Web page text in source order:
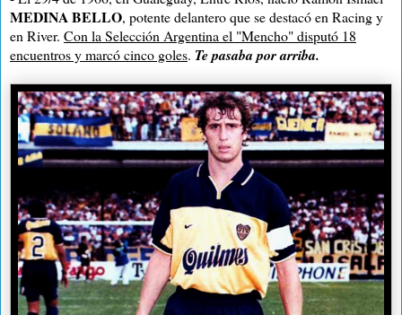
MEDINA BELLO, potente delantero que se destacó en Racing y
en River. Con la Selección Argentina el "Mencho" disputó 18
encuentros y marcó cinco goles. Te pasaba por arriba.